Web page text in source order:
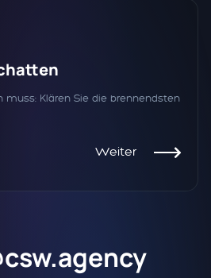
muss: Klären Sie die brennendsten
Weiter